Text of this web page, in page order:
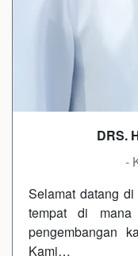
DRS.
-
Selamat datang
tempat di mana
pengembangan
Kami…